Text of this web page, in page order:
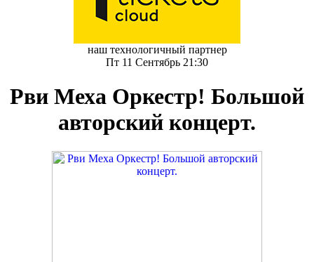
наш технологичный партнер
Пт 11 Сентябрь 21:30
Рви Меха Оркестр! Большой
авторский концерт.